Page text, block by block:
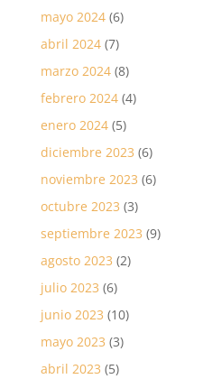
mayo 2024(6)
abril 2024(7)
marzo 2024(8)
febrero 2024(4)
enero 2024(5)
diciembre 2023 (6)
noviembre 2023 (6)
octubre 2023 (3)
septiembre 2023 (9)
agosto 2023 (2)
julio 2023 (6)
junio 2023 (10)
mayo 2023 (3)
abril 2023 (5)